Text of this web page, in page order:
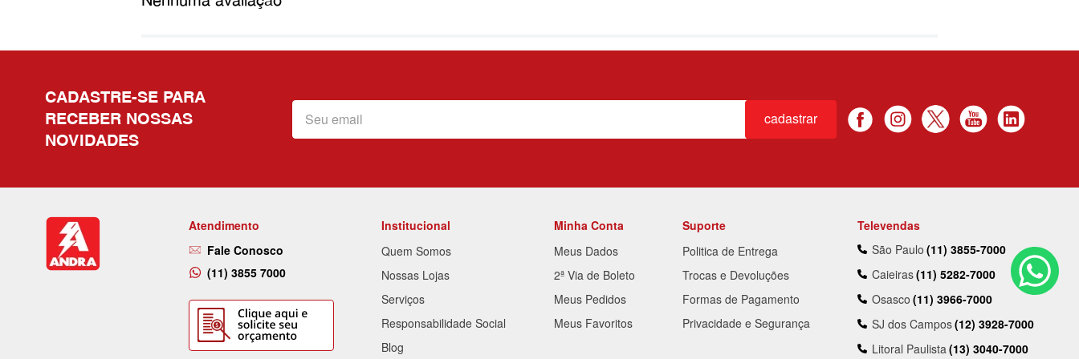
CADASTRE-SE PARA
RECEBER NOSSAS
NOVIDADES
cadastrar
Atendimento
Fale Conosco
(11) 3855 7000
Institucional
Quem Somos
Nossas Lojas
Serviços
Responsabilidade Social
Blog
Minha Conta
Meus Dados
2ª Via de Boleto
Meus Pedidos
Meus Favoritos
Suporte
Politica de Entrega
Trocas e Devoluções
Formas de Pagamento
Privacidade e Segurança
Televendas
São Paulo (11) 3855-7000
Caieiras(11) 5282-7000
Osasco (11) 3966-7000
SJ dos Campos(12) 3928-7000
Litoral Paulista(13) 3040-7000